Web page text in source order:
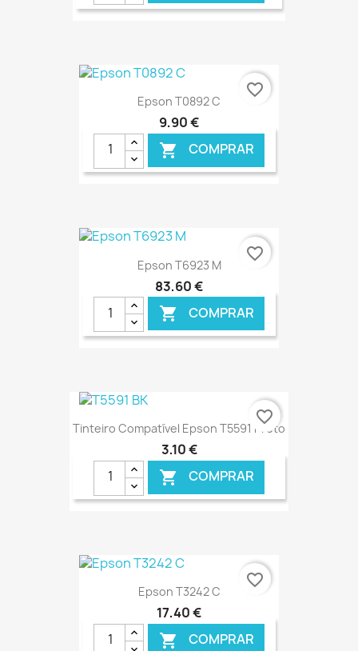
Epson T0892 C
9,90 €
 COMPRAR
€ ONLINE
favorite_border
Epson T6923 M
83,60 €
 COMPRAR
€ ONLINE
favorite_border
Tinteiro Compatível Epson T5591 Preto
3,10 €
 COMPRAR
€ ONLINE
favorite_border
Epson T3242 C
17,40 €
 COMPRAR
favorite_border